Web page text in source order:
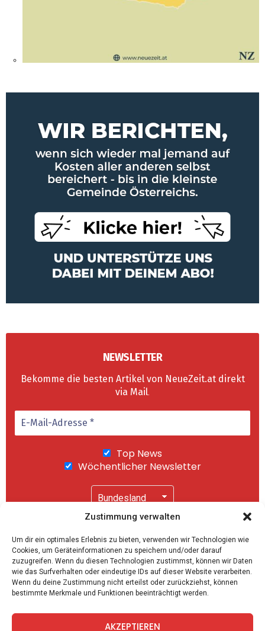
Zustimmung verwalten
Um dir ein optimales Erlebnis zu bieten, verwenden wir Technologien wie
Cookies, um Geräteinformationen zu speichern und/oder darauf
zuzugreifen. Wenn du diesen Technologien zustimmst, können wir Daten
wie das Surfverhalten oder eindeutige IDs auf dieser Website verarbeiten.
Wenn du deine Zustimmung nicht erteilst oder zurückziehst, können
bestimmte Merkmale und Funktionen beeinträchtigt werden.
AKZEPTIEREN
NEWSLETTER
Bekomme die besten Artikel von NeueZeit.at direkt
via Mail.
Top News
Wöchentlicher Newsletter
"Abonnieren" akzeptierst Du unsere
Datenschutzerklärung.